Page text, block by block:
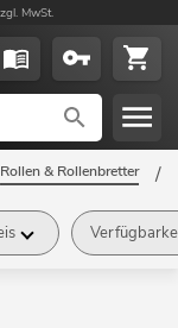
MwSt.
Rollen & Rollenbretter /